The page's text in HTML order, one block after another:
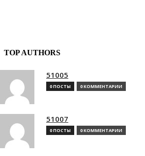
TOP AUTHORS
51005
0 ПОСТЫ 0 КОММЕНТАРИИ
51007
0 ПОСТЫ 0 КОММЕНТАРИИ